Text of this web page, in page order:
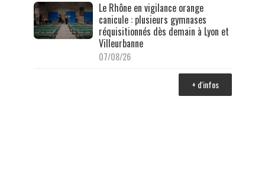
Le Rhône en vigilance orange
canicule : plusieurs gymnases
réquisitionnés dès demain à Lyon et
Villeurbanne
07/08/26
+ d'infos